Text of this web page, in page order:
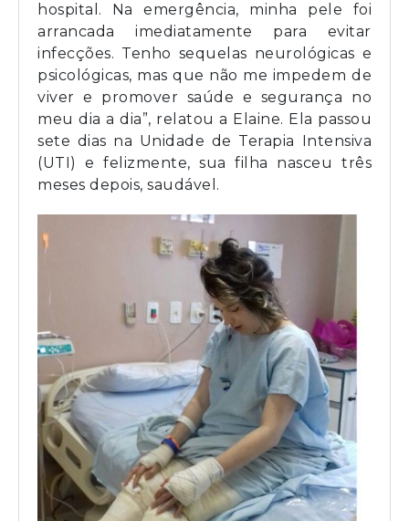
hospital. Na emergência, minha pele foi
arrancada imediatamente para evitar
infecções. Tenho sequelas neurológicas e
psicológicas, mas que não me impedem de
viver e promover saúde e segurança no
meu dia a dia”, relatou a Elaine. Ela passou
sete dias na Unidade de Terapia Intensiva
(UTI) e felizmente, sua filha nasceu três
meses depois, saudável.